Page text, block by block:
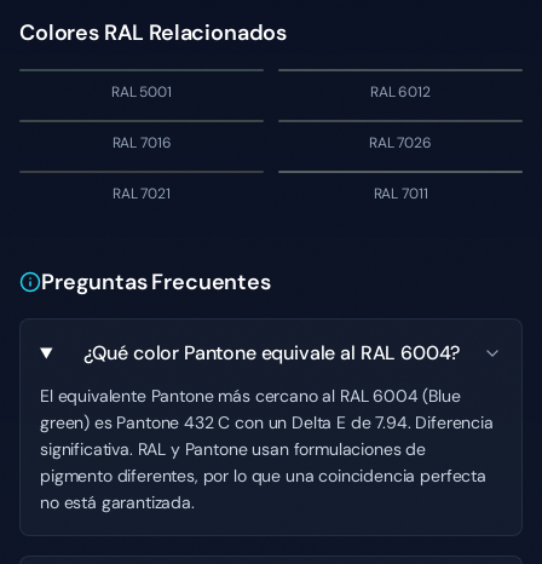
Colores RAL Relacionados
RAL 5001 RAL 6012
RAL 7016 RAL 7026
RAL 7021 RAL 7011
Preguntas Frecuentes
¿Qué color Pantone equivale al RAL 6004?
El equivalente Pantone más cercano al RAL 6004 (Blue
green) es Pantone 432 C con un Delta E de 7.94. Diferencia
significativa. RAL y Pantone usan formulaciones de
pigmento diferentes, por lo que una coincidencia perfecta
no está garantizada.